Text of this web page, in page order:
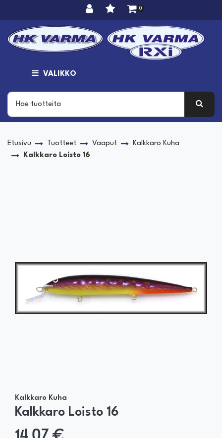
0
VALIKKO
Etusivu Tuotteet Vaaput
Kalkkaro Kuha
Kalkkaro Loisto 16
Kalkkaro Kuha
Kalkkaro Loisto 16
14,07 €